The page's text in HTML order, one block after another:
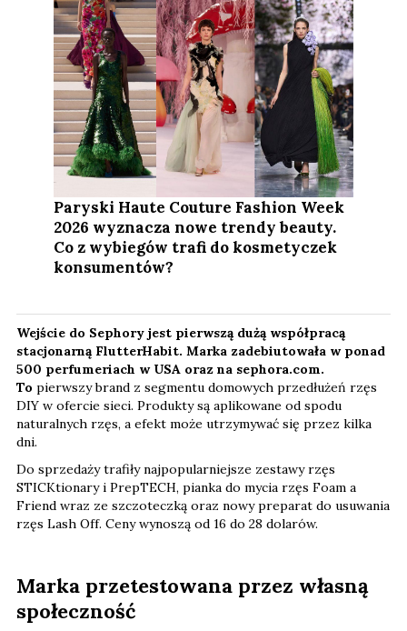
Paryski Haute Couture Fashion Week
2026 wyznacza nowe trendy beauty.
Co z wybiegów trafi do kosmetyczek
konsumentów?
Wejście do Sephory jest pierwszą dużą współpracą
stacjonarną FlutterHabit. Marka zadebiutowała w ponad
500 perfumeriach w USA oraz na sephora.com.
To pierwszy brand z segmentu domowych przedłużeń rzęs
DIY w ofercie sieci. Produkty są aplikowane od spodu
naturalnych rzęs, a efekt może utrzymywać się przez kilka
dni.
Do sprzedaży trafiły najpopularniejsze zestawy rzęs
STICKtionary i PrepTECH, pianka do mycia rzęs Foam a
Friend wraz ze szczoteczką oraz nowy preparat do usuwania
rzęs Lash Off. Ceny wynoszą od 16 do 28 dolarów.
Marka przetestowana przez własną
społeczność